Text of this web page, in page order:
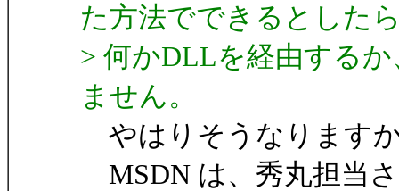
た方法でできるとした
> 何かDLLを経由する
ません。
やはりそうなります
MSDN は、秀丸担当